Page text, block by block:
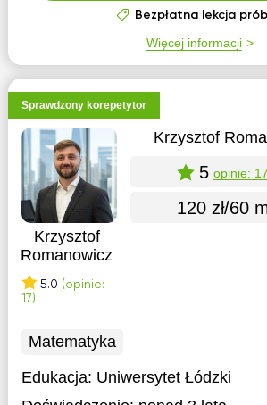
Bezpłatna lekcja
Więcej informacji
Sprawdzony korepetytor
Krzysztof
Romanowicz
5.0 (opinie:
17)
Krzysztof
5 opinie: 17
120 zł/60
Matematyka
Edukacja: Uniwersytet Łódzki